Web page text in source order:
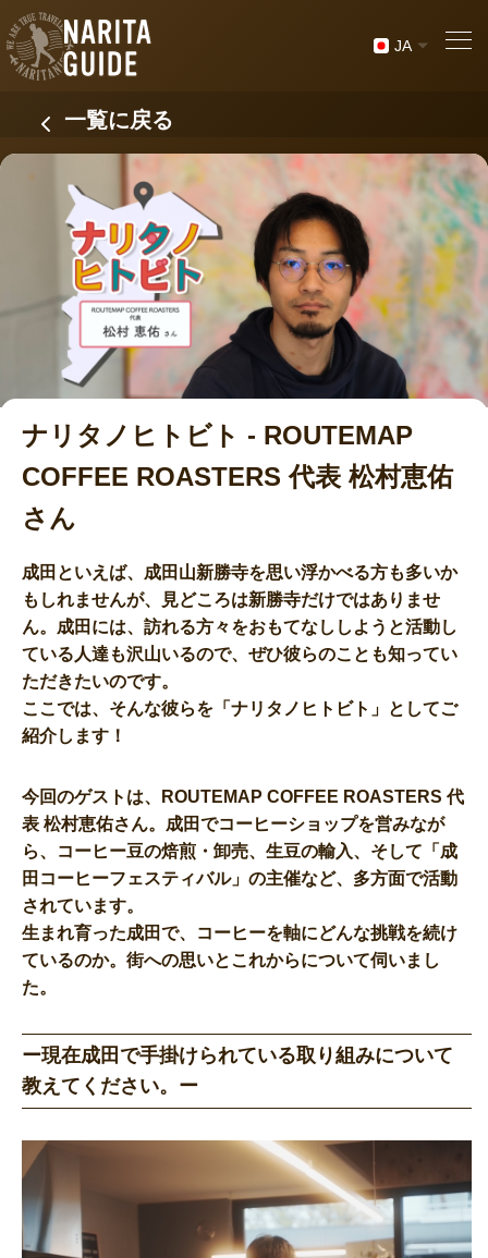
JA
一覧に戻る
ナリタノヒトビト - ROUTEMAP
COFFEE ROASTERS 代表 松村恵佑
さん
成田といえば、成田山新勝寺を思い浮かべる方も多いか
もしれませんが、見どころは新勝寺だけではありませ
ん。成田には、訪れる方々をおもてなししようと活動し
ている人達も沢山いるので、ぜひ彼らのことも知ってい
ただきたいのです。
ここでは、そんな彼らを「ナリタノヒトビト」としてご
紹介します！
今回のゲストは、ROUTEMAP COFFEE ROASTERS 代
表 松村恵佑さん。成田でコーヒーショップを営みなが
ら、コーヒー豆の焙煎・卸売、生豆の輸入、そして「成
田コーヒーフェスティバル」の主催など、多方面で活動
されています。
生まれ育った成田で、コーヒーを軸にどんな挑戦を続け
ているのか。街への思いとこれからについて伺いまし
た。
ー現在成田で手掛けられている取り組みについて
教えてください。ー